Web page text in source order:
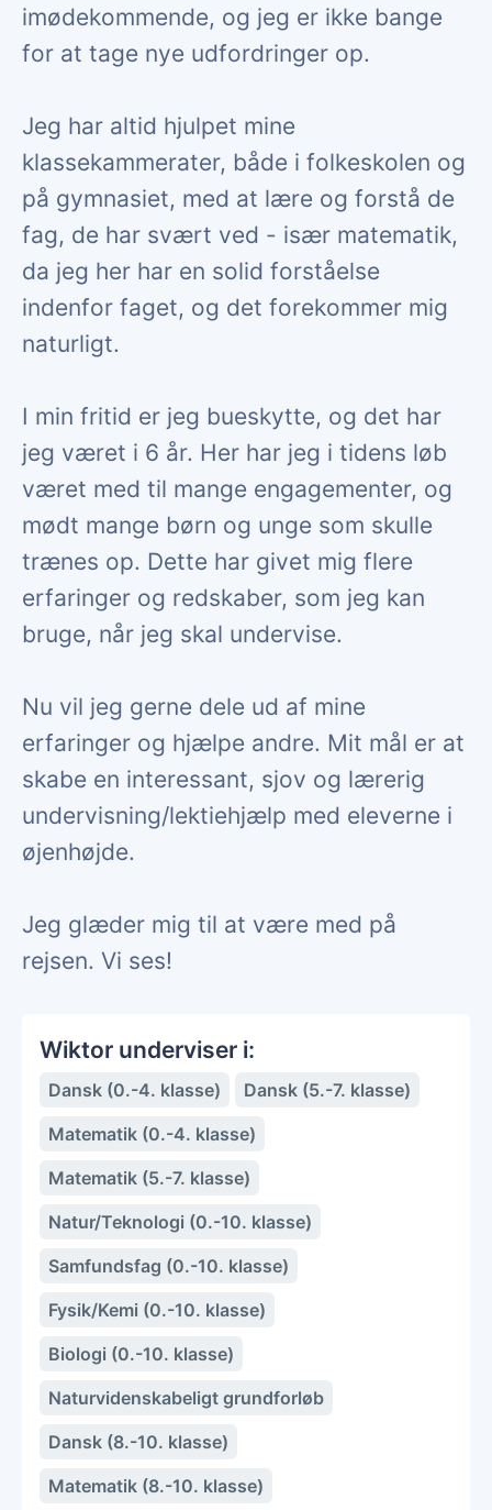
imødekommende, og jeg er ikke bange
for at tage nye udfordringer op.
Jeg har altid hjulpet mine
klassekammerater, både i folkeskolen og
på gymnasiet, med at lære og forstå de
fag, de har svært ved - især matematik,
da jeg her har en solid forståelse
indenfor faget, og det forekommer mig
naturligt.
I min fritid er jeg bueskytte, og det har
jeg været i 6 år. Her har jeg i tidens løb
været med til mange engagementer, og
mødt mange børn og unge som skulle
trænes op. Dette har givet mig flere
erfaringer og redskaber, som jeg kan
bruge, når jeg skal undervise.
Nu vil jeg gerne dele ud af mine
erfaringer og hjælpe andre. Mit mål er at
skabe en interessant, sjov og lærerig
undervisning/lektiehjælp med eleverne i
øjenhøjde.
Jeg glæder mig til at være med på
rejsen. Vi ses!
Wiktor underviser i:
Dansk (0.-4. klasse)
Dansk (5.-7. klasse)
Matematik (0.-4. klasse)
Matematik (5.-7. klasse)
Natur/Teknologi (0.-10. klasse)
Samfundsfag (0.-10. klasse)
Fysik/Kemi (0.-10. klasse)
Biologi (0.-10. klasse)
Naturvidenskabeligt grundforløb
Dansk (8.-10. klasse)
Matematik (8.-10. klasse)